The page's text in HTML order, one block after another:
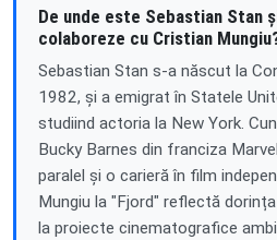
De unde este Sebastian Stan
colaboreze cu Cristian
Sebastian Stan s-a născut la
1982, și a emigrat în Statele
studiind actoria la New York.
Bucky Barnes din franciza
paralel și o carieră în film
Mungiu la "Fjord" reflectă
la proiecte cinematografice